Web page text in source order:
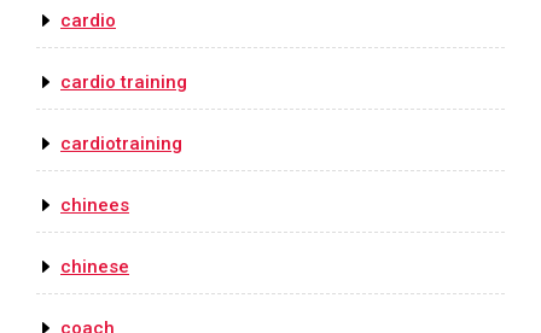
cardio
cardio training
cardiotraining
chinees
chinese
coach